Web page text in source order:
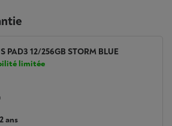
PAD3 12/256GB STORM BLUE
limitée
ans